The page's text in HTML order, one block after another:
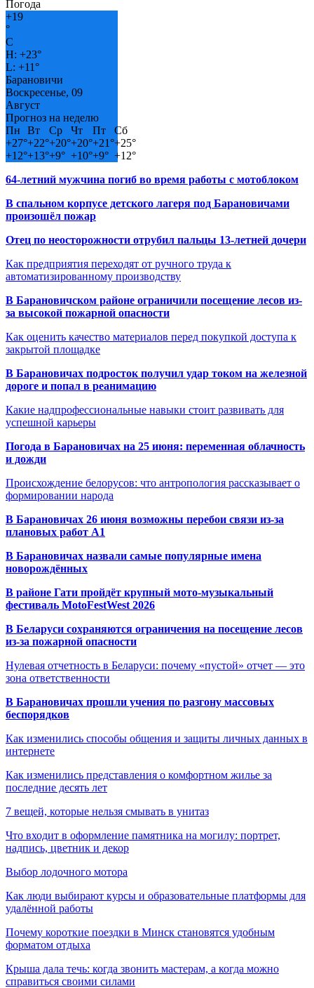
Погода
+19
°
C
H: +23°
L: +11°
Барановичи
Воскресенье, 09
Август
Прогноз на неделю
Пн
Вт Ср Чт Пт
Сб
+27°+22°+20°+20°+21°+25°
+12°+13°+9° +10°+9° +12°
64-летний мужчина погиб во время работы с мотоблоком
В спальном корпусе детского лагеря под Барановичами
произошёл пожар
Отец по неосторожности отрубил пальцы 13-летней дочери
Как предприятия переходят от ручного труда к
автоматизированному производству
В Барановичском районе ограничили посещение лесов из-
за высокой пожарной опасности
Как оценить качество материалов перед покупкой доступа к
закрытой площадке
В Барановичах подросток получил удар током на железной
дороге и попал в реанимацию
Какие надпрофессиональные навыки стоит развивать для
успешной карьеры
Погода в Барановичах на 25 июня: переменная облачность
и дожди
Происхождение белорусов: что антропология рассказывает о
формировании народа
В Барановичах 26 июня возможны перебои связи из-за
плановых работ A1
В Барановичах назвали самые популярные имена
новорождённых
В районе Гати пройдёт крупный мото-музыкальный
фестиваль MotoFestWest 2026
В Беларуси сохраняются ограничения на посещение лесов
из-за пожарной опасности
Нулевая отчетность в Беларуси: почему «пустой» отчет — это
зона ответственности
В Барановичах прошли учения по разгону массовых
беспорядков
Как изменились способы общения и защиты личных данных в
интернете
Как изменились представления о комфортном жилье за
последние десять лет
7 вещей, которые нельзя смывать в унитаз
Что входит в оформление памятника на могилу: портрет,
надпись, цветник и декор
Выбор лодочного мотора
Как люди выбирают курсы и образовательные платформы для
удалённой работы
Почему короткие поездки в Минск становятся удобным
форматом отдыха
Крыша дала течь: когда звонить мастерам, а когда можно
справиться своими силами